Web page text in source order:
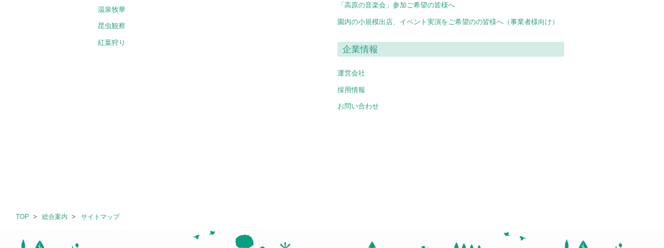
温泉牧華
昆虫観察
紅葉狩り
「高原の音楽会」参加ご希望の皆様へ
園内の小規模出店、イベント実演をご希望のの皆様へ（事業者様向け）
企業情報
運営会社
採用情報
お問い合わせ
TOP 総合案内 サイトマップ